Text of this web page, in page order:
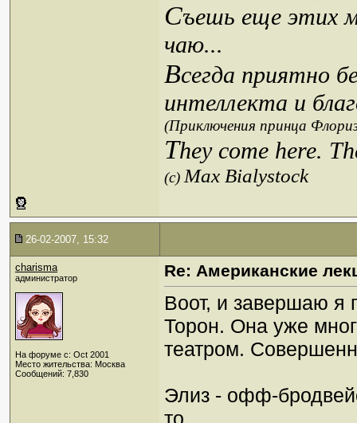
Съешь еще этих
чаю...
Всегда приятно
интеллекта и
(Приключения принца
They come here.
(c)Max Bialystock
26-02-2007, 15:32
charisma
администратор
На форуме с: Oct 2001
Место жительства: Москва
Сообщений: 7,830
Re: Американские
Воот, и завершаю я
Торон. Она уже
театром.
Элиз - офф-
то.